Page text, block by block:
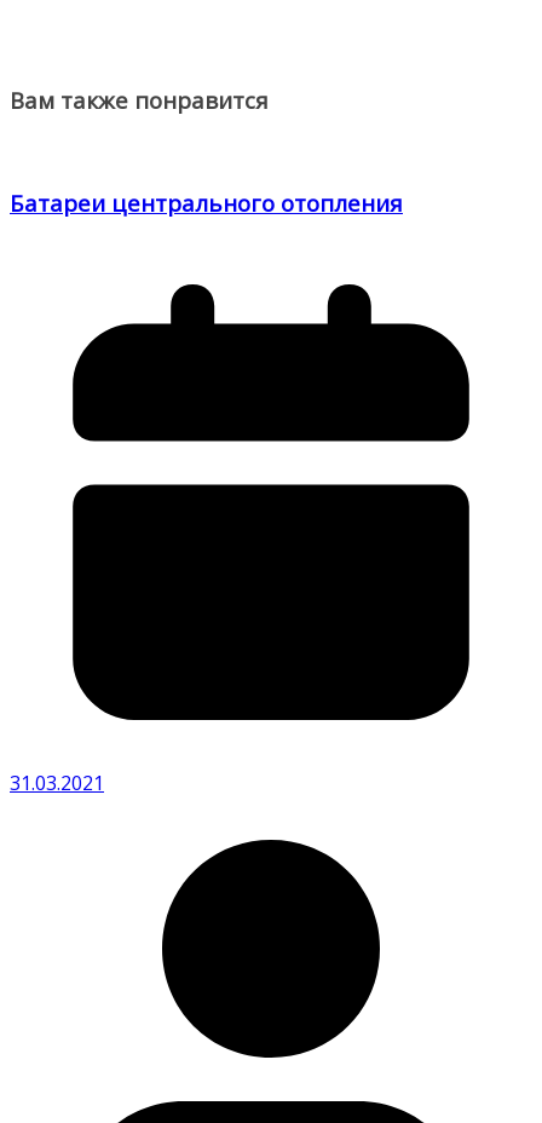
Вам также понравится
Батареи центрального отопления
31.03.2021